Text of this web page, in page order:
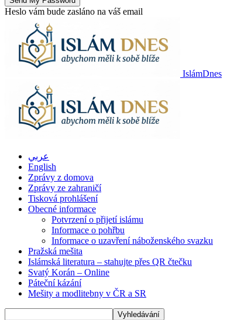
Heslo vám bude zasláno na váš email
IslámDnes
عربي
English
Zprávy z domova
Zprávy ze zahraničí
Tisková prohlášení
Obecné informace
Potvrzení o přijetí islámu
Informace o pohřbu
Informace o uzavření náboženského svazku
Pražská mešita
Islámská literatura – stahujte přes QR čtečku
Svatý Korán – Online
Páteční kázání
Mešity a modlitebny v ČR a SR